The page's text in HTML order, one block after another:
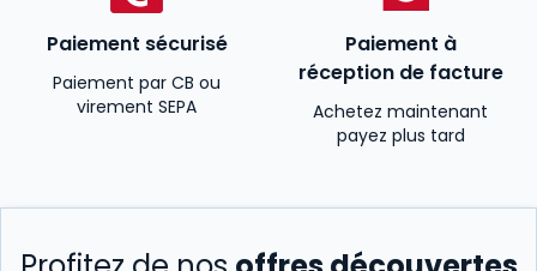
Paiement sécurisé
Paiement par CB ou
virement SEPA
Paiement à
réception de facture
Achetez maintenant
payez plus tard